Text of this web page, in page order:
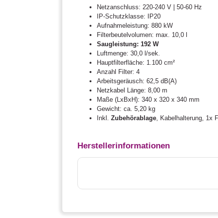
Netzanschluss: 220-240 V | 50-60 Hz
IP-Schutzklasse: IP20
Aufnahmeleistung: 880 kW
Filterbeutelvolumen: max. 10,0 l
Saugleistung: 192 W
Luftmenge: 30,0 l/sek.
Hauptfilterfläche: 1.100 cm²
Anzahl Filter: 4
Arbeitsgeräusch: 62,5 dB(A)
Netzkabel Länge: 8,00 m
Maße (LxBxH): 340 x 320 x 340 mm
Gewicht: ca. 5,20 kg
Inkl.Zubehörablage, Kabelhalterung, 1x
Herstellerinformationen